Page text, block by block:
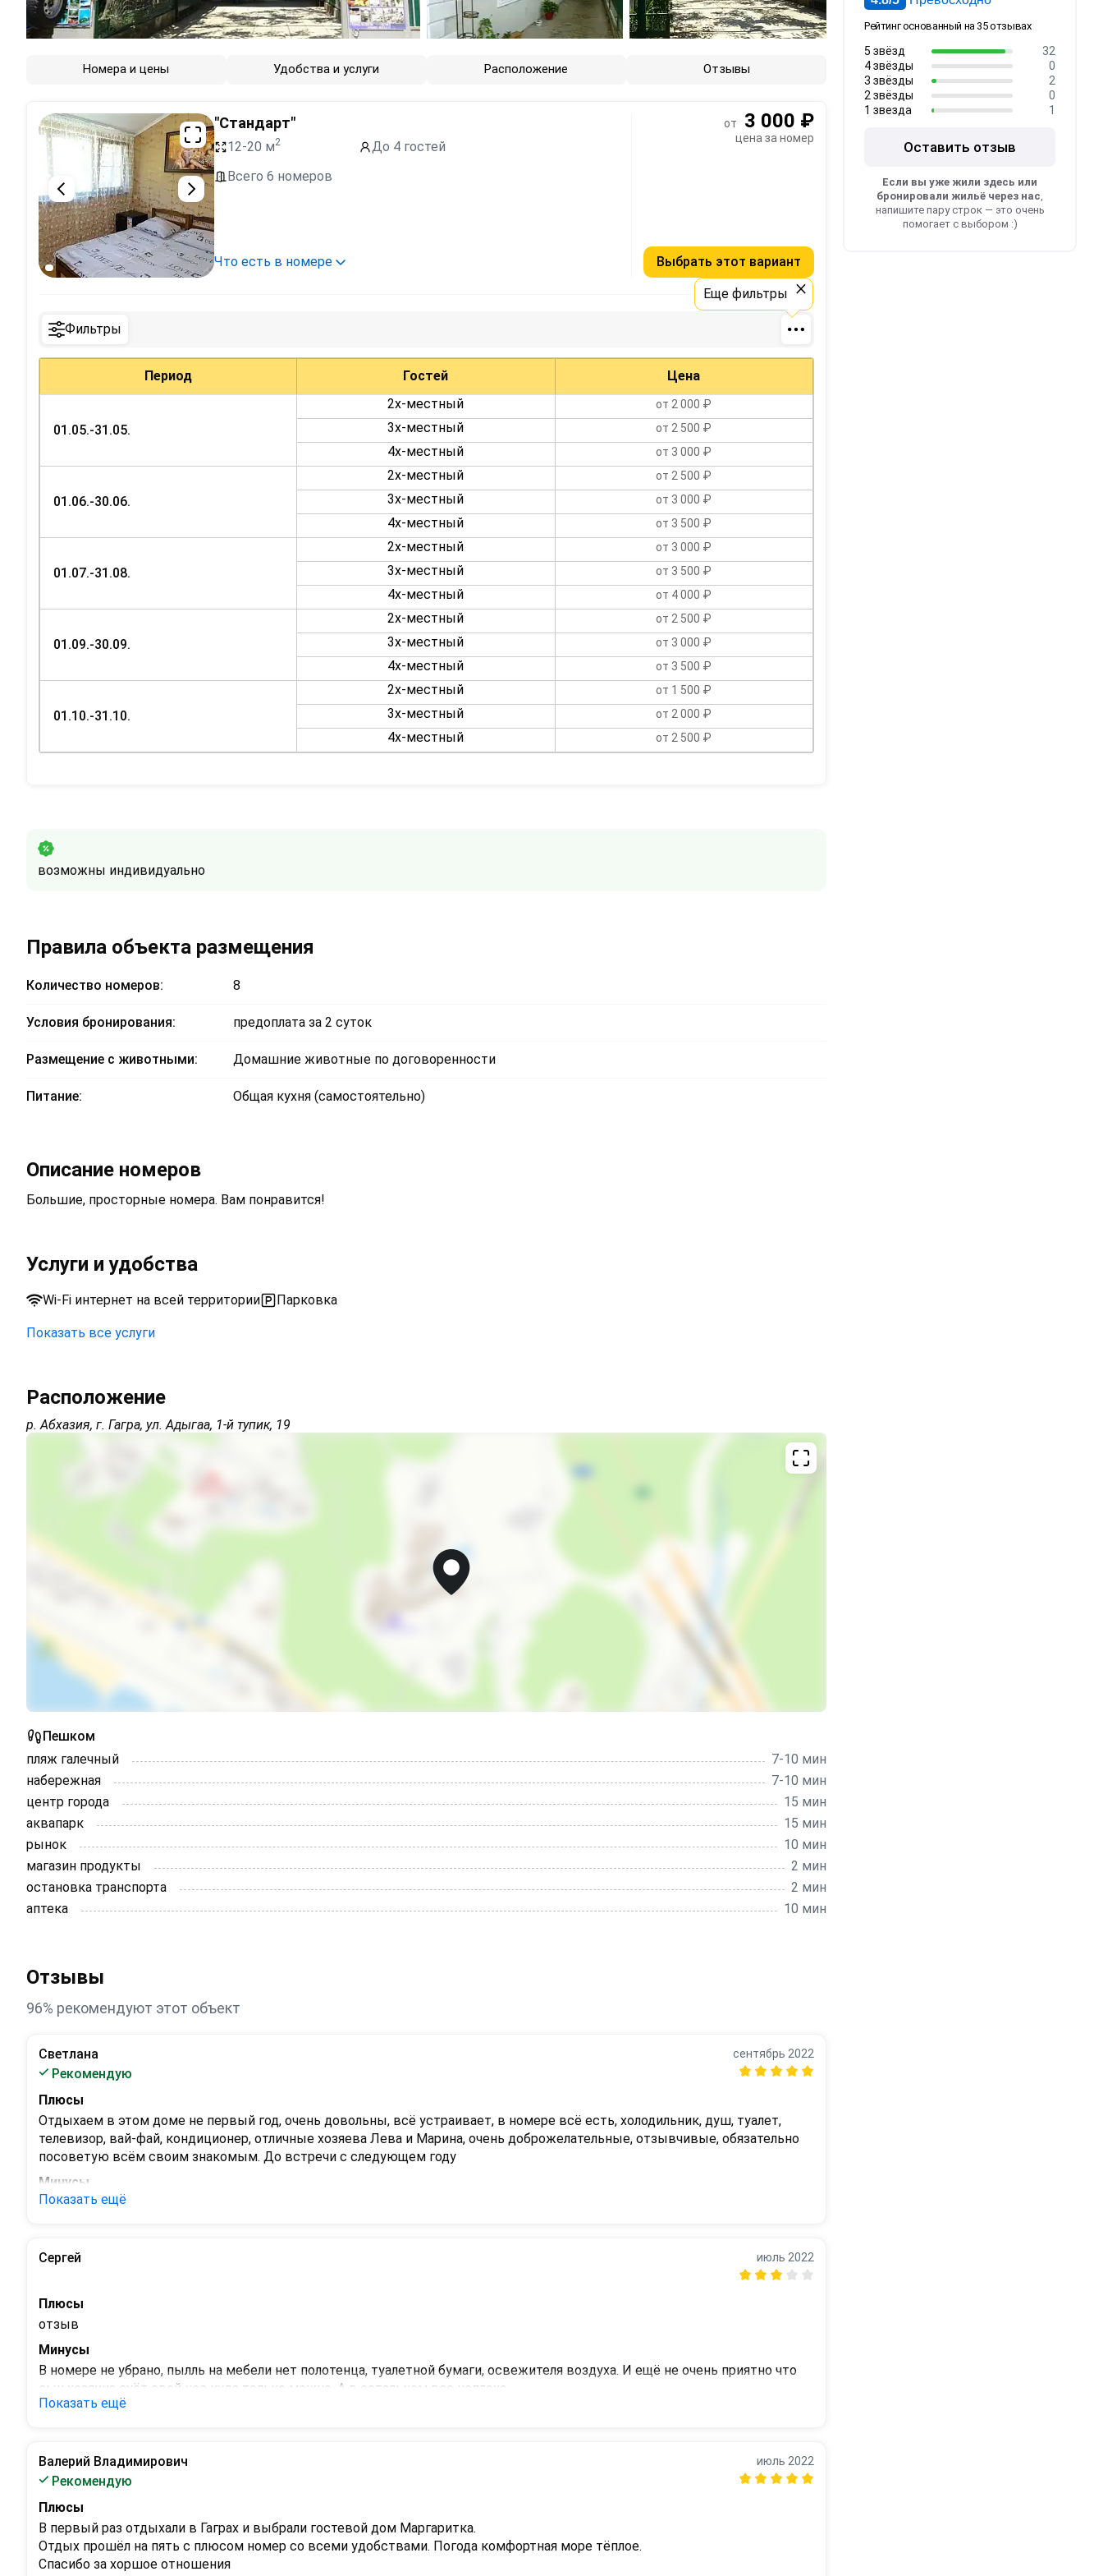
Номера и цены Удобства и услуги Расположение Отзывы
"Стандарт"
12-20 м2
До 4 гостей
Всего 6 номеров
Что есть в номере
от 3 000 ₽
цена за номер
Выбрать этот вариант
Фильтры
Еще фильтры ×
Период Гостей Цена
01.05.-31.05.
2х-местный от 2 000 ₽
3х-местный от 2 500 ₽
4х-местный от 3 000 ₽
01.06.-30.06.
2х-местный от 2 500 ₽
3х-местный от 3 000 ₽
4х-местный от 3 500 ₽
01.07.-31.08.
2х-местный от 3 000 ₽
3х-местный от 3 500 ₽
4х-местный от 4 000 ₽
01.09.-30.09.
2х-местный от 2 500 ₽
3х-местный от 3 000 ₽
4х-местный от 3 500 ₽
01.10.-31.10.
2х-местный от 1 500 ₽
3х-местный от 2 000 ₽
4х-местный от 2 500 ₽
возможны индивидуально
Правила объекта размещения
Количество номеров: 8
Условия бронирования: предоплата за 2 суток
Размещение с животными: Домашние животные по договоренности
Питание: Общая кухня (самостоятельно)
Описание номеров
Большие, просторные номера. Вам понравится!
Услуги и удобства
Wi-Fi интернет на всей территории Парковка
Wi-Fi интернет на всей территории
Можно с животными
Показать все услуги
Расположение
р. Абхазия, г. Гагра, ул. Адыгаа, 1-й тупик, 19
Пешком
пляж галечный
7-10 мин
набережная
7-10 мин
центр города
15 мин
аквапарк
15 мин
рынок
10 мин
магазин продукты
2 мин
остановка транспорта
2 мин
аптека
10 мин
Отзывы
96% рекомендуют этот объект
Светлана
Рекомендую
сентябрь 2022
Плюсы
Отдыхаем в этом доме не первый год, очень довольны, всё устраивает, в номере всё есть, холодильник, душ, туалет,
телевизор, вай-фай, кондиционер, отличные хозяева Лева и Марина, очень доброжелательные, отзывчивые, обязательно
посоветую всём своим знакомым. До встречи с следующем году
Минусы
Нет, не нашли
Показать ещё
Сергей июль 2022
Плюсы
отзыв
Минусы
В номере не убрано, пылль на мебели нет полотенца, туалетной бумаги, освежителя воздуха. И ещё не очень приятно что
сын хозяина суёт свой нос куда только можно. А в остальном все неплохо.
Показать ещё
Валерий Владимирович
Рекомендую
июль 2022
Плюсы
В первый раз отдыхали в Гаграх и выбрали гостевой дом Маргаритка.
Отдых прошёл на пять с плюсом номер со всеми удобствами. Погода комфортная море тëплое.
Спасибо за хоршое отношения
Рейтинг основанный на 35 отзывах
5 звёзд
32
4 звёзды
0
3 звёзды
2
2 звёзды
0
1 звезда
1
Оставить отзыв
Если вы уже жили здесь или
бронировали жильё через нас,
напишите пару строк — это очень
помогает с выбором :)